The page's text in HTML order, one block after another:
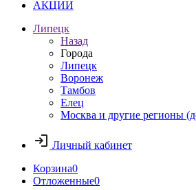
АКЦИИ
Липецк
Назад
Города
Липецк
Воронеж
Тамбов
Елец
Москва и другие регионы
Личный кабинет
Корзина0
Отложенные0